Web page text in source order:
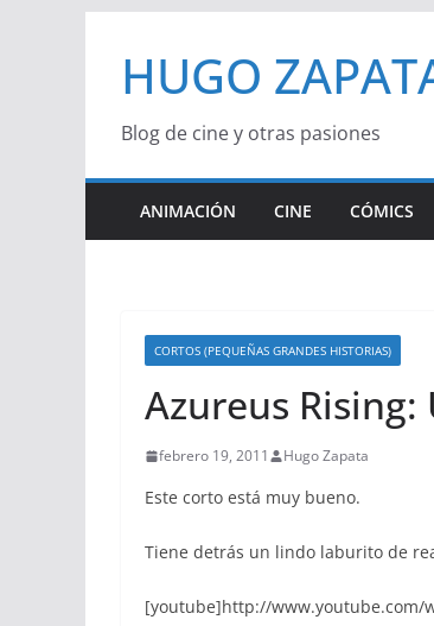
contenido
HUGO
Blog de cine y otras pasiones
ANIMACIÓN CINE CÓMICS
CORTOS (PEQUEÑAS GRANDES HISTORIAS)
Azureus
febrero 19, 2011 Hugo Zapata
Este corto está muy bueno.
Tiene detrás un lindo laburito de
[youtube]http://www.youtube.com/